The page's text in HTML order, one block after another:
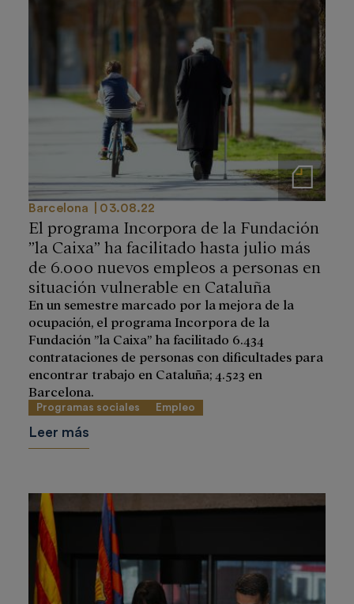
Notas de prensa
Barcelona 03.08.22
El programa Incorpora de la Fundación
”la Caixa” ha facilitado hasta julio más
de 6.000 nuevos empleos a personas en
situación vulnerable en Cataluña
En un semestre marcado por la mejora de la
ocupación, el programa Incorpora de la
Fundación ”la Caixa” ha facilitado 6.434
contrataciones de personas con dificultades para
encontrar trabajo en Cataluña; 4.523 en
Barcelona.
Programas sociales Empleo
Leer más